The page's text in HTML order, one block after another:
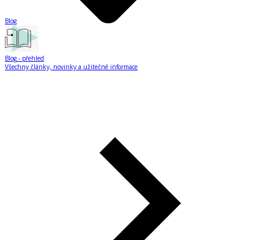
Blog
Blog - přehled
Všechny články, novinky a užitečné informace